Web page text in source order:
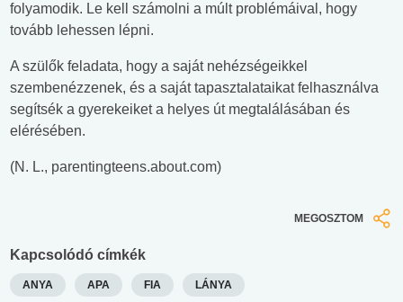
folyamodik. Le kell számolni a múlt problémáival, hogy
tovább lehessen lépni.
A szülők feladata, hogy a saját nehézségeikkel
szembenézzenek, és a saját tapasztalataikat felhasználva
segítsék a gyerekeiket a helyes út megtalálásában és
elérésében.
(N. L., parentingteens.about.com)
MEGOSZTOM
Kapcsolódó címkék
ANYA APA FIA LÁNYA